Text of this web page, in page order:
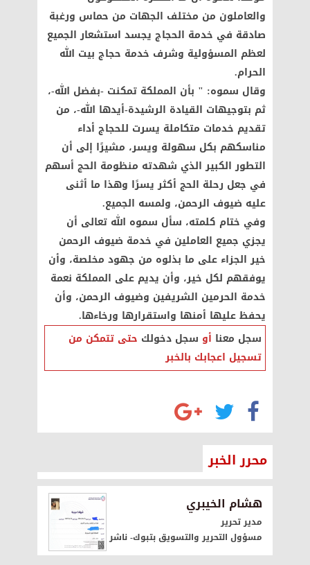
والعاملون من مختلف الجهات من حماس ورغبة
صادقة في خدمة الحجاج يجسد استشعار الجميع
لعظم المسؤولية وشرف خدمة حجاج بيت الله
الحرام.
وقال سموه: " بأن المملكة تمكنت -بفضل الله-،
ثم بتوجيهات القيادة الرشيدة-أيدها الله-، من
تقديم خدمات متكاملة يسرت للحجاج أداء
مناسكهم بكل سهولة ويسر، مشيرًا إلى أن
التطور الكبير الذي شهدته منظومة الحج أسهم
في جعل رحلة الحج أكثر يسرًا وهذا ما أثنى
عليه ضيوف الرحمن، ولمسه الجميع.
وفي ختام كلمته، سأل سموه الله تعالى أن
يجزي جميع العاملين في خدمة ضيوف الرحمن
خير الجزاء على ما بذلوه من جهود مخلصة، وأن
يوفقهم لكل خير، وأن يديم على المملكة نعمة
خدمة الحرمين الشريفين وضيوف الرحمن، وأن
يحفظ عليها أمنها واستقرارها ورخاءها.
سجل معنا أو سجل دخولك حتى تتمكن من
تسجيل اعجابك بالخبر
محرر الخبر
هشام الخيبري
مدير تحرير
مسؤول التحرير والتسويق بتبوك- ناشر